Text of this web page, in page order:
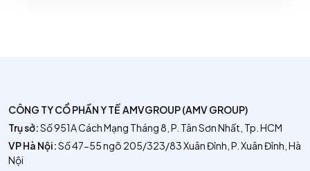
CÔNG TY CỔ PHẦN Y TẾ AMVGROUP (AMV GROUP)
Trụ sở:Số 951A Cách Mạng Tháng 8, P. Tân Sơn Nhất, Tp. HCM
VP Hà Nội:Số 47-55 ngõ 205/323/83 Xuân Đỉnh, P. Xuân Đỉnh, Hà
Nội